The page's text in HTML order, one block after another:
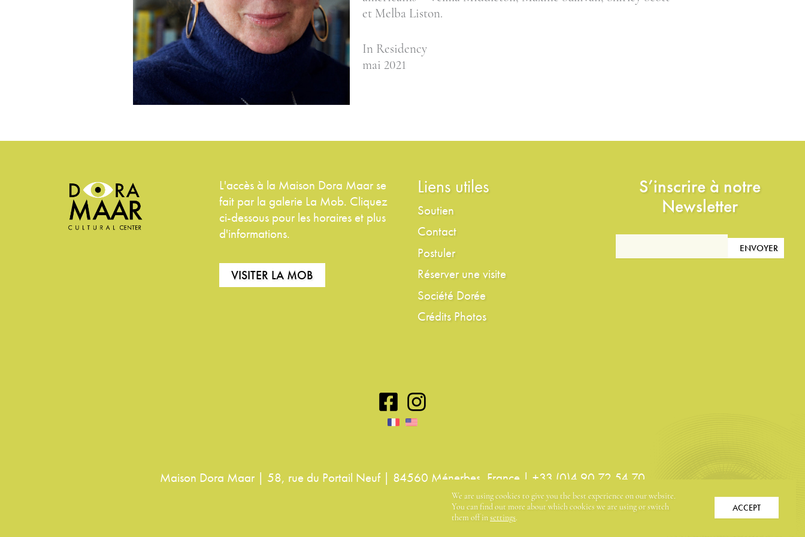
et Melba Liston.
In Residency
mai 2021
L'accès à la Maison Dora Maar se
fait par la galerie La Mob. Cliquez
ci-dessous pour les horaires et plus
d'informations.
VISITER LA MOB
Liens utiles
Soutien
Contact
Postuler
Réserver une visite
Société Dorée
Crédits Photos
S’inscrire à notre
Newsletter
Maison Dora Maar | 58, rue du Portail Neuf | 84560 Ménerbes, France | +33 (0)4 90 72 54 70
We are using cookies to give you the best experience on our website.
You can find out more about which cookies we are using or switch
them off in settings.
ACCEPT